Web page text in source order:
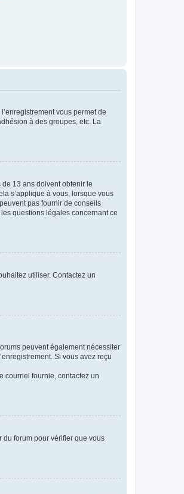
vous permet de
à des groupes, etc. La
13 ans doivent obtenir le
s’applique à vous, lorsque vous
pas fournir de conseils
questions légales concernant ce
utiliser. Contactez un
peuvent également nécessiter
Si vous avez reçu
courriel fournie, contactez un
du forum pour vérifier que vous